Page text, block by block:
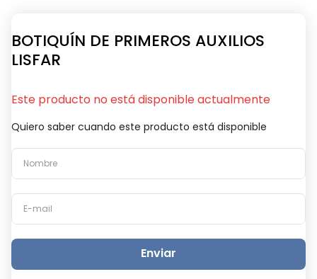
BOTIQUÍN DE PRIMEROS AUXILIOS
LISFAR
Este producto no está disponible actualmente
Quiero saber cuando este producto está disponible
Enviar